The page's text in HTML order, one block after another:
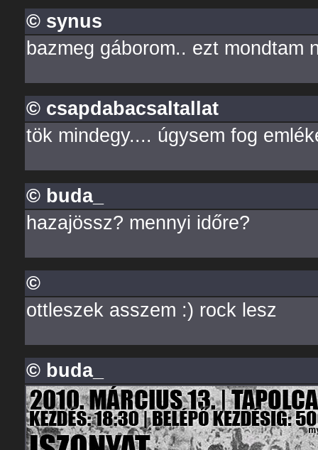
© synus
bazmeg gáborom.. ezt mondtam
© csapdabacsaltallat
tök mindegy.... úgysem fog
© buda_
hazajössz? mennyi időre?
©
ottleszek asszem :) rock lesz
© buda_